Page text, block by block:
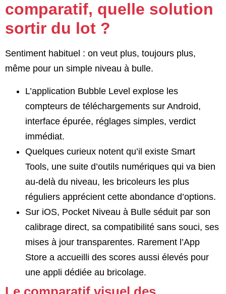
comparatif, quelle solution
sortir du lot ?
Sentiment habituel : on veut plus, toujours plus,
même pour un simple niveau à bulle.
L’application Bubble Level explose les
compteurs de téléchargements sur Android,
interface épurée, réglages simples, verdict
immédiat.
Quelques curieux notent qu’il existe Smart
Tools, une suite d’outils numériques qui va bien
au-delà du niveau, les bricoleurs les plus
réguliers apprécient cette abondance d’options.
Sur iOS, Pocket Niveau à Bulle séduit par son
calibrage direct, sa compatibilité sans souci, ses
mises à jour transparentes. Rarement l’App
Store a accueilli des scores aussi élevés pour
une appli dédiée au bricolage.